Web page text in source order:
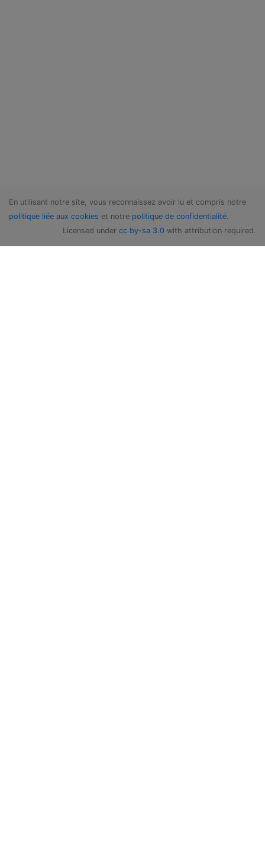
En utilisant notre site, vous reconnaissez avoir lu et compris notre
politique liée aux cookies et notre politique de confidentialité.
Licensed under cc by-sa 3.0 with attribution required.